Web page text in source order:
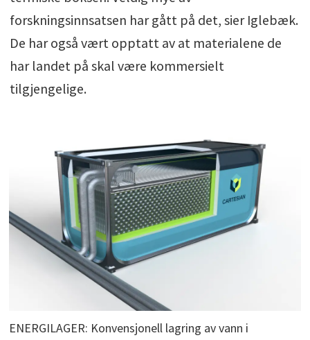
forskningsinnsatsen har gått på det, sier Iglebæk.
De har også vært opptatt av at materialene de
har landet på skal være kommersielt
tilgjengelige.
ENERGILAGER: Konvensjonell lagring av vann i